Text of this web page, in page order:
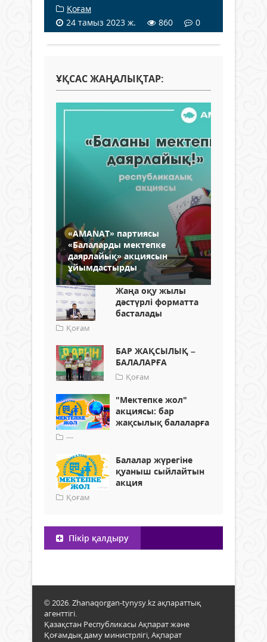
Қоғам
24 тамыз 2023 ж.
860 0
ҰҚСАС ЖАҢАЛЫҚТАР:
«AMANAT» партиясы
«Балаларды мектепке
даярлайық» акциясын
ұйымдастырды
Жаңа оқу жылы
дәстүрлі форматта
басталады
Қоғам
БАР ЖАҚСЫЛЫҚ –
БАЛАЛАРҒА
Қоғам
"Мектепке жол"
акциясы: бар
жақсылық балаларға
---
Балалар жүрегіне
қуаныш сыйлайтын
акция
Қоғам
Пікір қалдыру
© 2026. Zhanaqorgan-tynysy.kz ақпараттық
агенттігі.
Қазақстан Республикасы Ақпарат және
Қоғамдық даму министрлігі, Ақпарат